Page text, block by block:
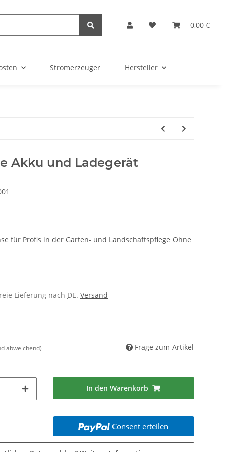
0,00 €
Stromerzeuger Hersteller
Akku und Ladegerät
für Profis in der Garten- und Landschaftspflege Ohne
Lieferung nach DE. Versand
abweichend) Frage zum Artikel
In den Warenkorb
Consent erteilen